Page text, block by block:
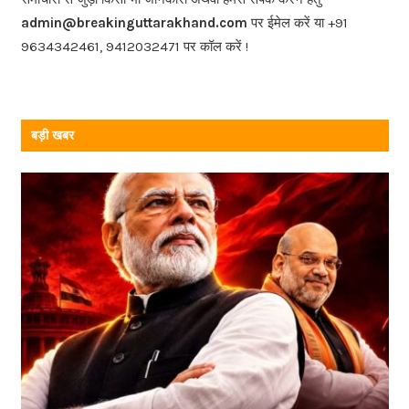
o
k
admin@breakinguttarakhand.com पर ईमेल करें या +91
9634342461, 9412032471 पर कॉल करें !
बड़ी खबर